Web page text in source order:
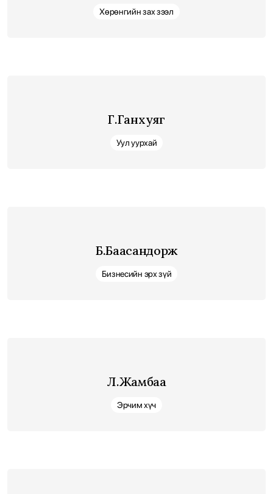
Хөрөнгийн зах зээл
Г.Ганхуяг
Уул уурхай
Б.Баасандорж
Бизнесийн эрх зүй
Л.Жамбаа
Эрчим хүч